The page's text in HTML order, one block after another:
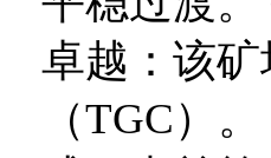
卓越：该矿
（TGC）